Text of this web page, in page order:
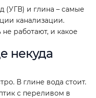
(УГВ) и глина – самые
канализации.
работают, и какое
В глине вода стоит.
с переливом в